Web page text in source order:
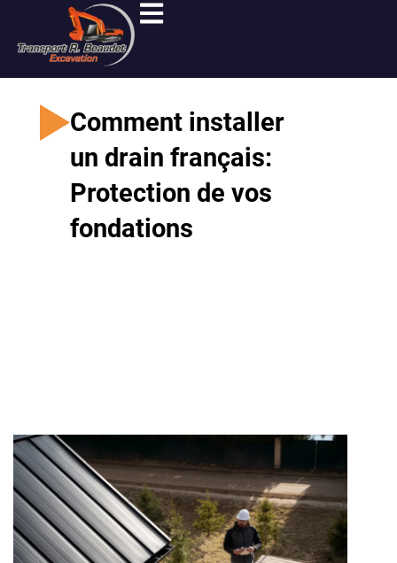
contenu
Comment installer
un drain français:
Protection de vos
fondations